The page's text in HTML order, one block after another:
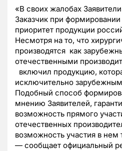
«В своих жалобах
Заказчик при
приоритет продукции
Несмотря на то, что
производятся как
отечественными
включил продукцию,
исключительно
Подобный способ
мнению Заявителей,
возможность прямого
отечественных
возможность участия в нем
— сообщает официальный